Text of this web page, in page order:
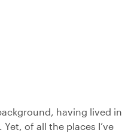
having lived in
of all the places I’ve